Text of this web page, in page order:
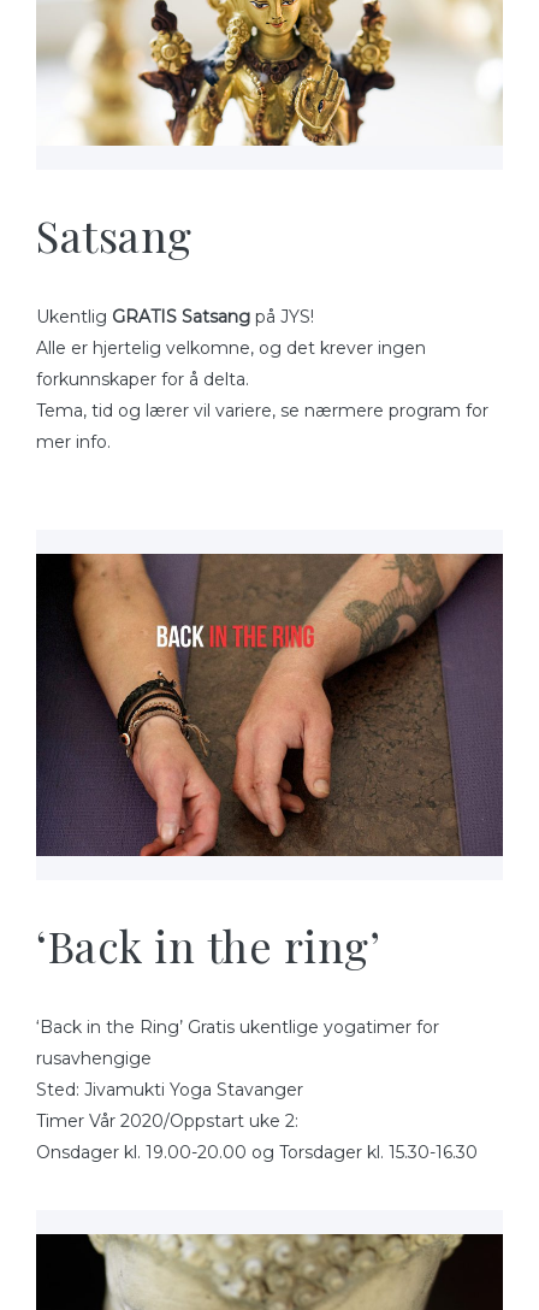
Satsang
Ukentlig GRATIS Satsang på JYS!
Alle er hjertelig velkomne, og det krever ingen
forkunnskaper for å delta.
Tema, tid og lærer vil variere, se nærmere program for
mer info.
‘Back in the ring’
‘Back in the Ring’ Gratis ukentlige yogatimer for
rusavhengige
Sted: Jivamukti Yoga Stavanger
Timer Vår 2020/Oppstart uke 2:
Onsdager kl. 19.00-20.00 og Torsdager kl. 15.30-16.30